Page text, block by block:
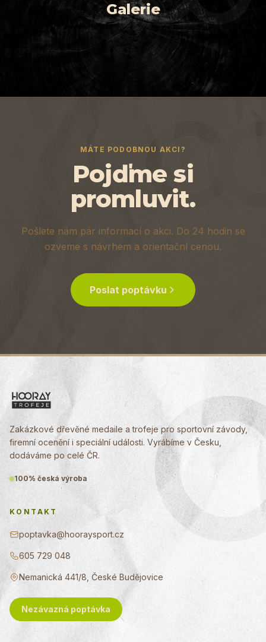
GalerieDetail
gravíru
MÁTE PODOBNOU AKCI?
Pojďme si
promluvit.
Pošlete nám pár informací o akci. Do 24 hodin se
ozveme s návrhem a orientační cenou.
Poslat poptávku
Zakázkové dřevěné medaile a trofeje pro sportovní závody,
firemní ocenění i speciální události. Vyrábíme v Česku,
dodáváme po celé ČR.
100% česká výroba
KONTAKT
poptavka@hooraysport.cz
605 729 048
Nemanická 441/8, České Budějovice
Nezávazná poptávka